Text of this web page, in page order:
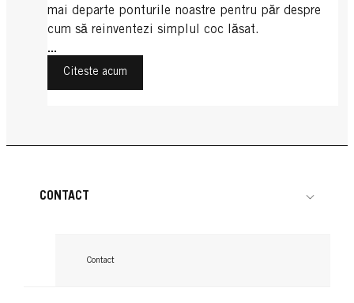
mai departe ponturile noastre pentru păr despre
cum să reinventezi simplul coc lăsat.
...
Citeste acum
CONTACT
Contact